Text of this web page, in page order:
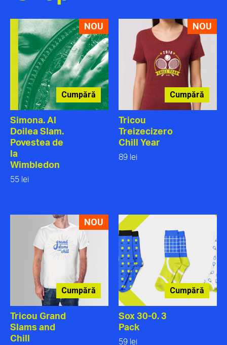
NOU
Cumpără
Simona. Al
Doilea Slam.
Povestea de
la
Wimbledon
55 lei
NOU
Cumpără
Tricou
Treizecizero
Chill Year
89 lei
NOU
Cumpără
Tricou Grand
Slams and
Chill
Cumpără
Sox 30-0. 3
Pack
59 lei